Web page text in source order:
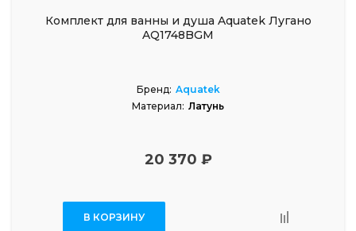
Комплект для ванны и душа Aquatek Лугано
AQ1748BGM
Бренд: Aquatek
Материал: Латунь
20 370 ₽
В КОРЗИНУ